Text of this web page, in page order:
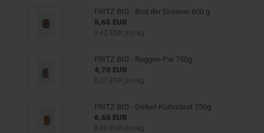
FRITZ BIO - Brot der Essener 600 g
5,65 EUR
9,42 EUR pro kg
FRITZ BIO - Roggen-Pur 750g
4,70 EUR
6,27 EUR pro kg
FRITZ BIO - Dinkel-Kürbisbrot 750g
6,60 EUR
8,80 EUR pro kg